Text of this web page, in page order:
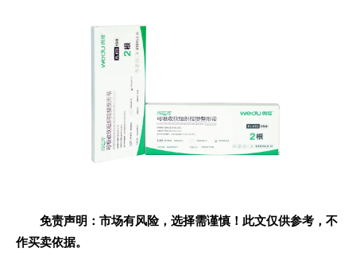
免责声明：市场有风险，选择需谨慎！此文仅供参考，不
作买卖依据。